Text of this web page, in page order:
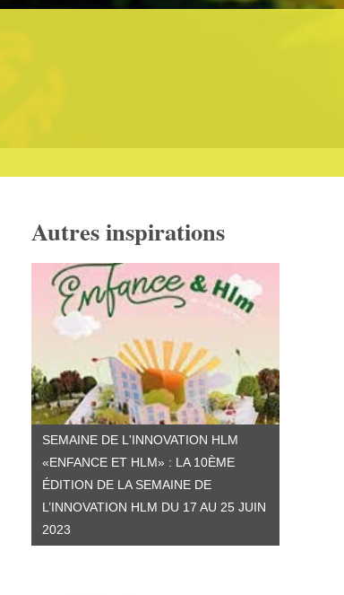
Autres inspirations
SEMAINE DE L'INNOVATION HLM
«ENFANCE ET HLM» : LA 10ÈME
ÉDITION DE LA SEMAINE DE
L’INNOVATION HLM DU 17 AU 25 JUIN
2023